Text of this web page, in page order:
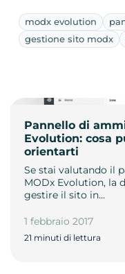
modx evolution
gestione sito modx
Pannello di
Evolution: cosa
orientarti
Se stai valutando il
MODx Evolution, la
gestire il sito in…
1 febbraio 2017
21 minuti di lettura